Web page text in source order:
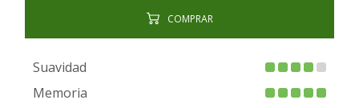
COMPRAR
Suavidad
Memoria